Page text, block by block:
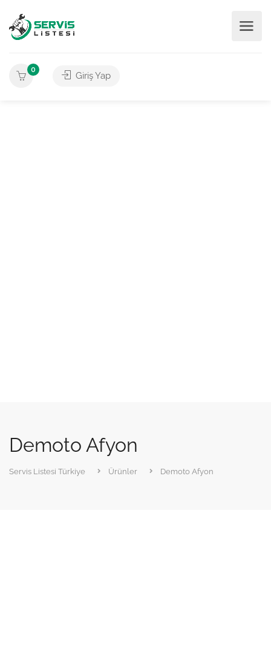
0
Giriş Yap
Demoto Afyon
Servis Listesi Türkiye Ürünler Demoto Afyon